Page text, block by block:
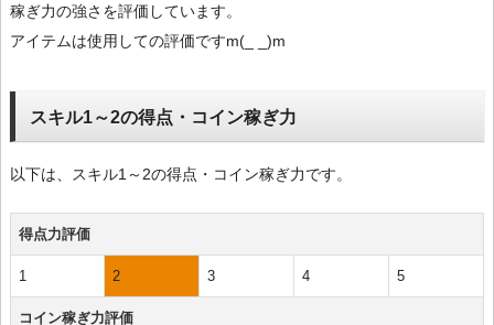
稼ぎ力の強さを評価しています。
アイテムは使用しての評価ですm(_ _)m
スキル1～2の得点・コイン稼ぎ力
以下は、スキル1～2の得点・コイン稼ぎ力です。
得点力評価
1 2 3 4 5
コイン稼ぎ力評価